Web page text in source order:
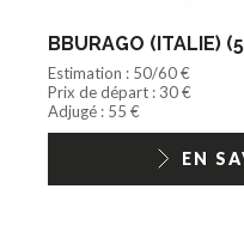
BBURAGO (ITALIE)
Estimation : 50/60 €
Prix de départ : 30 €
Adjugé : 55 €
EN